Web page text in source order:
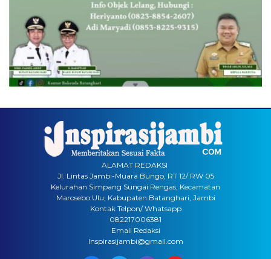
ALAMAT REDAKSI
Jl. Lintas Jambi-Muara Bungo, RT 12/ RW 05
Kelurahan Simpang Sungai Rengas, Kecamatan
Marosebo Ulu, Kabupaten Batanghari, Jambi
Kontak Telpon/ Whatsapp
082217006381
Email Redaksi
Inspirasijambi@gmail.com